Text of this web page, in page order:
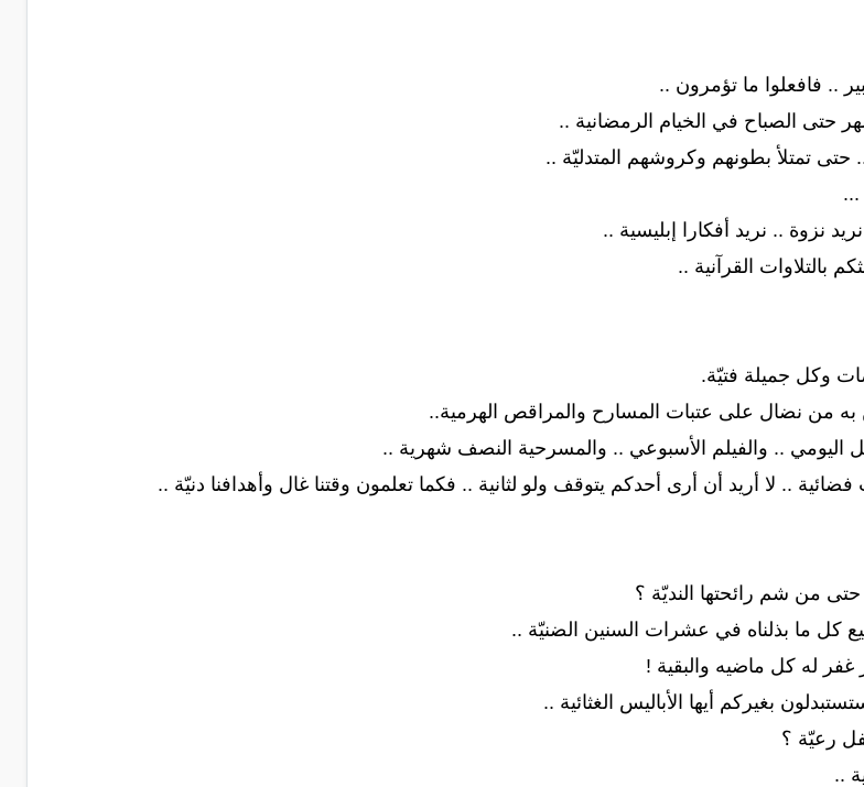
.. فافعلوا ما تؤمرون ..
حتى الصباح في الخيام الرمضانية ..
حتى تمتلأ بطونهم وكروشهم المتدليّة ..
...
نزوة .. نريد أفكارا إبليسية ..
بالتلاوات القرآنية ..
وكل جميلة فتيّة.
من نضال على عتبات المسارح والمراقص الهرمية..
اليومي .. والفيلم الأسبوعي .. والمسرحية النصف شهرية ..
.. لا أريد أن أرى أحدكم يتوقف ولو لثانية .. فكما تعلمون وقتنا غال وأهدافنا دنيّة ..
حتى من شم رائحتها النديّة ؟
كل ما بذلناه في عشرات السنين الضنيّة ..
غفر له كل ماضيه والبقية !
بغيركم أيها الأباليس الغثائية ..
رعيّة ؟
..